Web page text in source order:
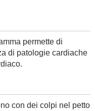
permette di
di patologie cardiache
con dei colpi nel petto